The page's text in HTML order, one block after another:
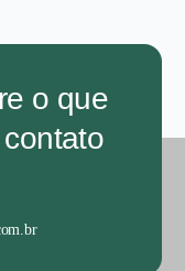
o que